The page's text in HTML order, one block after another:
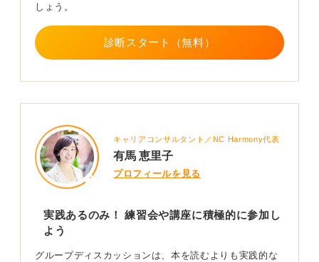
本番ではほかの人の意見から連想を広げ、乗っかる形で
発言していくことも歓迎されます。
時間が半分ほど過ぎたら収束フェーズに移り、出された
めるグルーピングや、複数の意見を掛け合わせてより良
ない共有のためのまとめを作成します。
0
しょう。
診断スタート（無料）
キャリアコンサルタント／NC Harmony代表
有馬 恵里子
プロフィールを見る
実践あるのみ！ 練習会や講座に積極的に参加し
よう
グループディスカッションは、本を読むよりも実践的な